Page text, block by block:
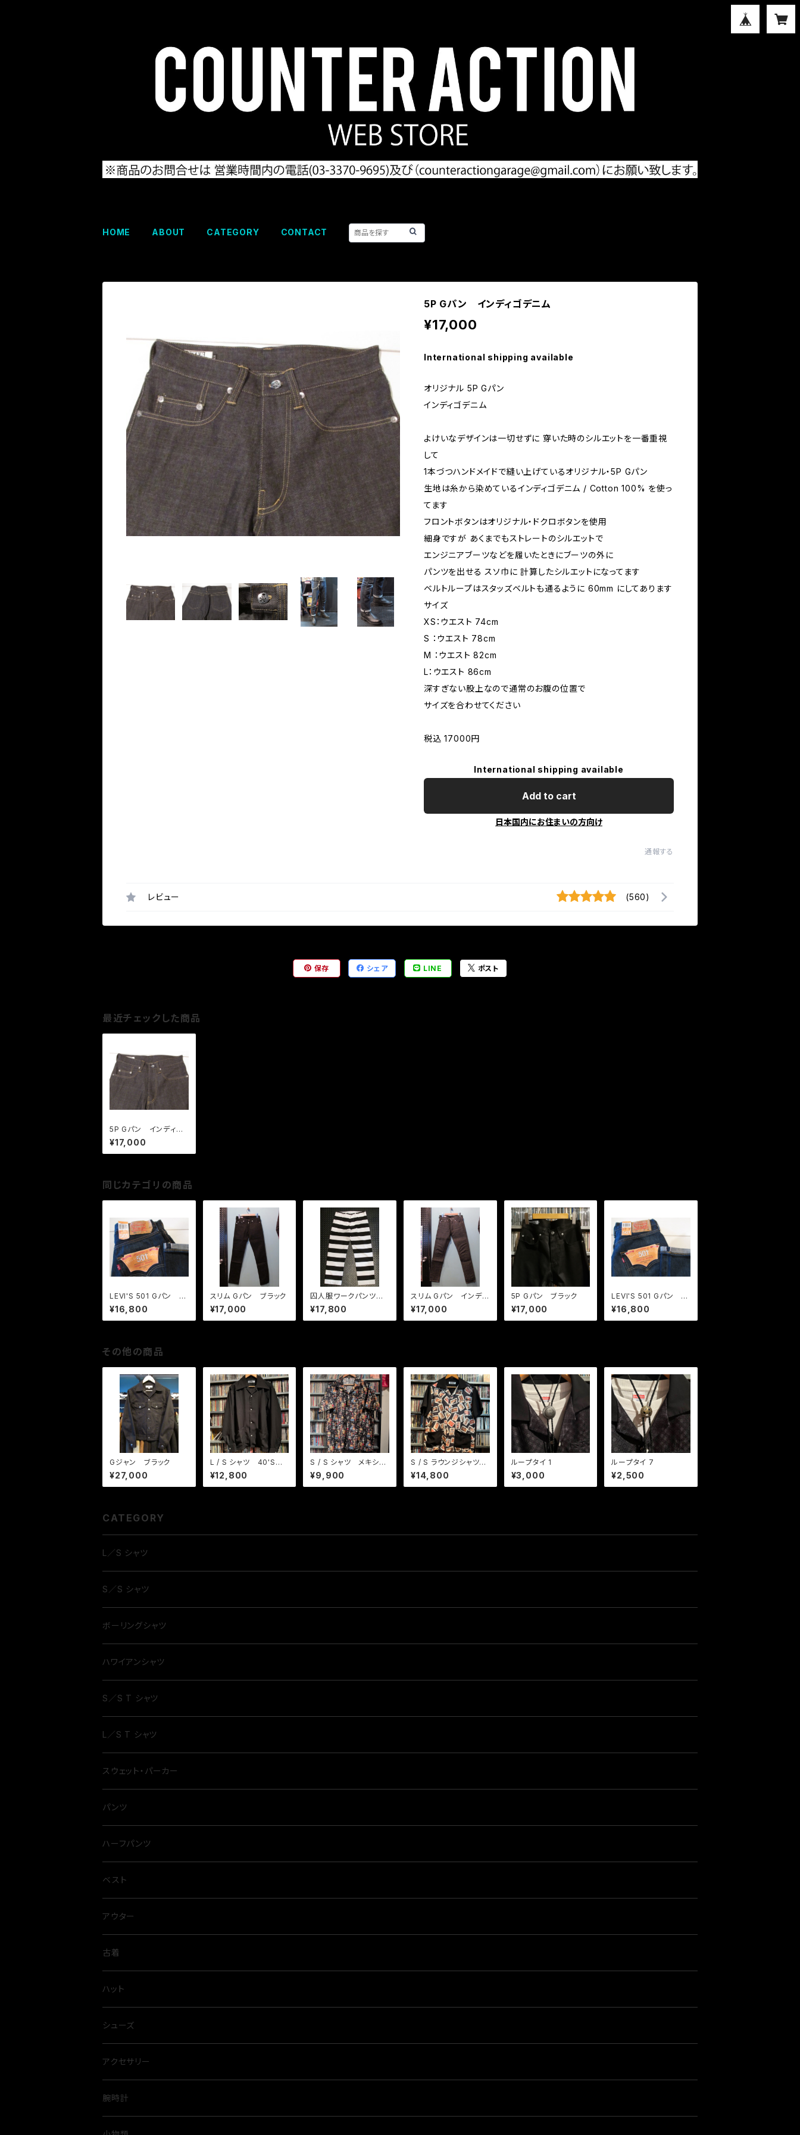
HOME ABOUT CATEGORY CONTACT
5P Gパン インディゴデニム
¥17,000
International shipping available
オリジナル 5P Gパン
インディゴデニム
よけいなデザインは一切せずに 穿いた時のシルエットを一番重視
して
1本づつハンドメイドで縫い上げているオリジナル・5P Gパン
生地は糸から染めているインディゴデニム / Cotton 100% を使っ
てます
フロントボタンはオリジナル・ドクロボタンを使用
細身ですが あくまでもストレートのシルエットで
エンジニアブーツなどを履いたときにブーツの外に
パンツを出せる スソ巾に 計算したシルエットになってます
ベルトループはスタッズベルトも通るように 60mm にしてあります
サイズ
XS：ウエスト 74cm
S ：ウエスト 78cm
M ：ウエスト 82cm
L：ウエスト 86cm
深すぎない股上なので通常のお腹の位置で
サイズを合わせてください
税込 17000円
International shipping available
Add to cart
日本国内にお住まいの方向け
通報する
レビュー (560)
保存 シェア LINE ポスト
最近チェックした商品
5P Gパン インディゴ
デニム
¥17,000
同じカテゴリの商品
LEVI'S 501 Gパン イ
ンディゴ セルビッチ H
ALF YEAR LATER
¥16,800
スリム Gパン ブラック
¥17,000
囚人服ワークパンツ
THE COLTS オフィシ
ャル
¥17,800
スリム Gパン インディ
ゴデニム
¥17,000
5P Gパン ブラック
¥17,000
LEVI'S 501 Gパン イ
ンディゴ セルビッチ O
NE YEAR LATER
¥16,800
その他の商品
Gジャン ブラック
¥27,000
L / S シャツ 40'Sエ
リ & フロント2ポケット
¥12,800
S / S シャツ メキシカ
ンスカルパーティー
¥9,900
S / S ラウンジシャツ
GIRLS GIRLS GIRLS
¥14,800
ループタイ 1
¥3,000
ループタイ 7
¥2,500
CATEGORY
L／S シャツ
S／S シャツ
ボーリングシャツ
ハワイアンシャツ
S／S T シャツ
L／S T シャツ
スウェット・パーカー
パンツ
ハーフパンツ
ベスト
アウター
古着
ハット
シューズ
アクセサリー
腕時計